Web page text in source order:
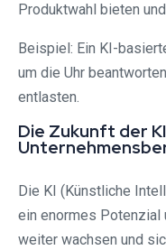
Produktwahl bieten
Beispiel: Ein KI-
um die Uhr
entlasten.
Die Zukunft der
Die KI (Künstliche
ein enormes Potenzial
weiter wachsen und